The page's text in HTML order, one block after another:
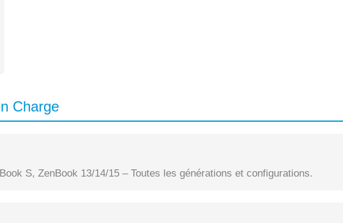
Charge
S, ZenBook 13/14/15 – Toutes les générations et configurations.